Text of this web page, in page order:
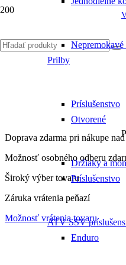
Prilby
Otvorené
Príslušenstvo
Enduro
Príslušenstvo
Držiaky a
ATV SSV
Doprava zdarma pri nákupe
Možnosť osobného odberu
Široký výber tovaru
Záruka vrátenia peňazí
Možnosť vrátenia tovaru